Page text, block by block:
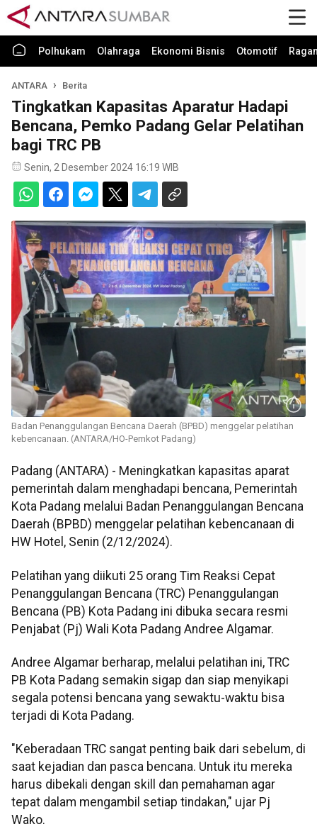
Polhukam Olahraga Ekonomi Bisnis Otomotif
ANTARA Berita
Tingkatkan Kapasitas Aparatur Hadapi
Bencana, Pemko Padang Gelar Pelatihan
bagi TRC PB
Senin, 2 Desember 2024 16:19 WIB
Badan Penanggulangan Bencana Daerah (BPBD) menggelar pelatihan
kebencanaan. (ANTARA/HO-Pemkot Padang)
Padang (ANTARA) - Meningkatkan kapasitas aparat
pemerintah dalam menghadapi bencana, Pemerintah
Kota Padang melalui Badan Penanggulangan Bencana
Daerah (BPBD) menggelar pelatihan kebencanaan di
HW Hotel, Senin (2/12/2024).
Pelatihan yang diikuti 25 orang Tim Reaksi Cepat
Penanggulangan Bencana (TRC) Penanggulangan
Bencana (PB) Kota Padang ini dibuka secara resmi
Penjabat (Pj) Wali Kota Padang Andree Algamar.
Andree Algamar berharap, melalui pelatihan ini, TRC
PB Kota Padang semakin sigap dan siap menyikapi
segala potensi bencana yang sewaktu-waktu bisa
terjadi di Kota Padang.
"Keberadaan TRC sangat penting baik dari sebelum, di
saat kejadian dan pasca bencana. Untuk itu mereka
harus dibekali dengan skill dan pemahaman agar
tepat dalam mengambil setiap tindakan," ujar Pj
Wako.